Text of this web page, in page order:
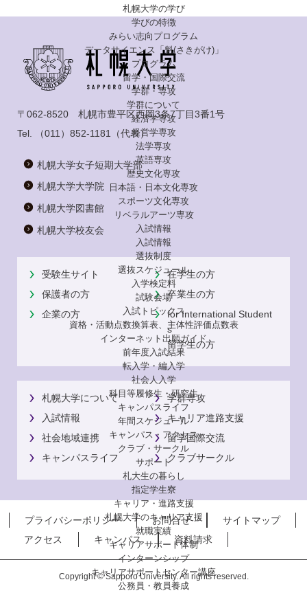
札幌大学の学び
学びの特徴
みらい志向プログラム
データサイエンス「魁(さきがけ)」
プログラム
留学・国際交流
学群・専攻
学群について
経済学専攻
経営学専攻
法学専攻
英語専攻
歴史文化専攻
日本語・日本文化専攻
スポーツ文化専攻
リベラルアーツ専攻
入試情報
入試情報
選抜制度
選抜スケジュール
入学検定料
試験会場
入試トピックス
資格・活動点数換算表、主体性評価点数表
インターネット出願ガイド
前年度入試結果
転入学・編入学
社会人入学
科目等履修生・研究生
キャンパスライフ
年間スケジュール
キャンパス・アクセス
クラブ・サークル
サポート
札大生の暮らし
指定学生寮
キャリア・進路支援
札幌大学のキャリア支援
就職実績
キャリアサポート体制
インターンシップ
キャリアサポートセンター講座
公務員・教員養成
〒062-8520 札幌市豊平区西岡3条7丁目3番1号
Tel.
（011）852-1181 （代表）
札幌大学女子短期大学部
札幌大学大学院
札幌大学図書館
札幌大学校友会
受験生サイト
在学生の方
保護者の方
卒業生の方
企業の方
for International Student
s
留学生の方
札幌大学について
学群専攻
入試情報
キャリア進路支援
社会地域連携
留学国際交流
キャンパスライフ
クラブサークル
プライバシーポリシー お問合せ
サイトマップ
アクセス
キャンパス 資料請求
Copyright © Sapporo University. All rights reserved.